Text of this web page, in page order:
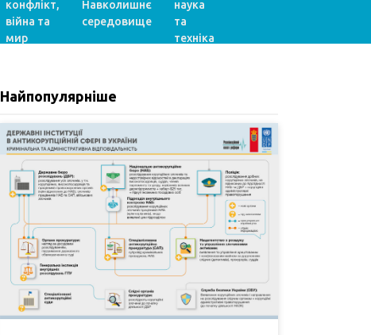
конфлікт,
війна та
мир
Навколишнє
середовище
наука
та
техніка
Найпопулярніше